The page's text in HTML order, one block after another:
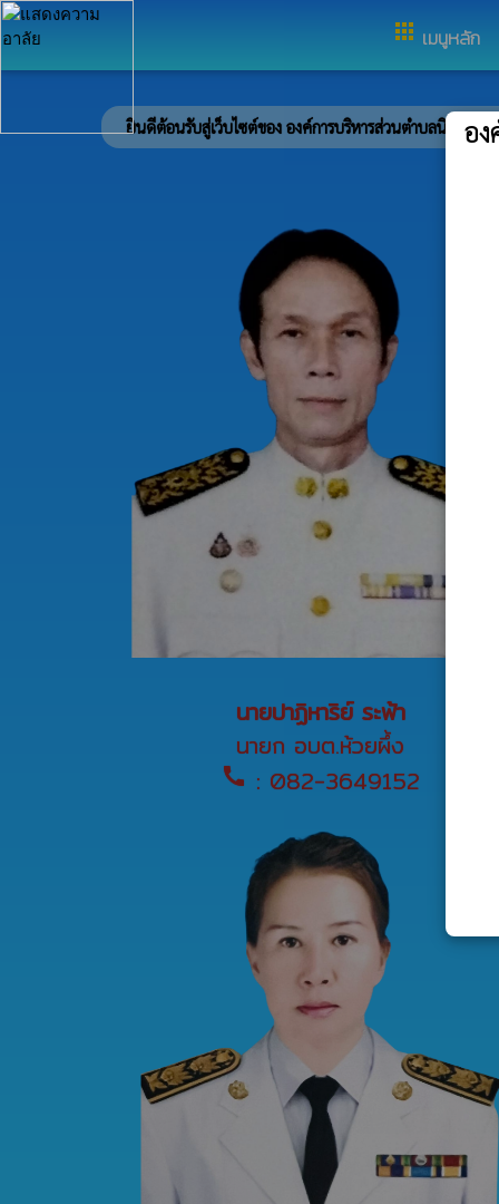
apps เมนูหลัก
อำเภอห้วยผึ้ง จังหวัดกาฬสินธ์ุ
ยินดีต้อนรับสู่เว็บไซต์ของ องค์การบริหารส่วนตำบลนิคมห้วยผึ้ง
นายปาฏิหาริย์ ระฟ้า
นายก อบต.ห้วยผึ้ง
call : 082-3649152
อ